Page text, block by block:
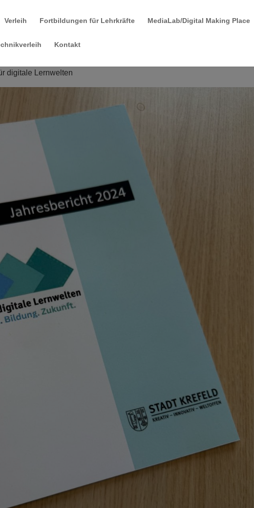
Verleih Fortbildungen für Lehrkräfte MediaLab/Digital Making Place
Kontakt
digitale Lernwelten